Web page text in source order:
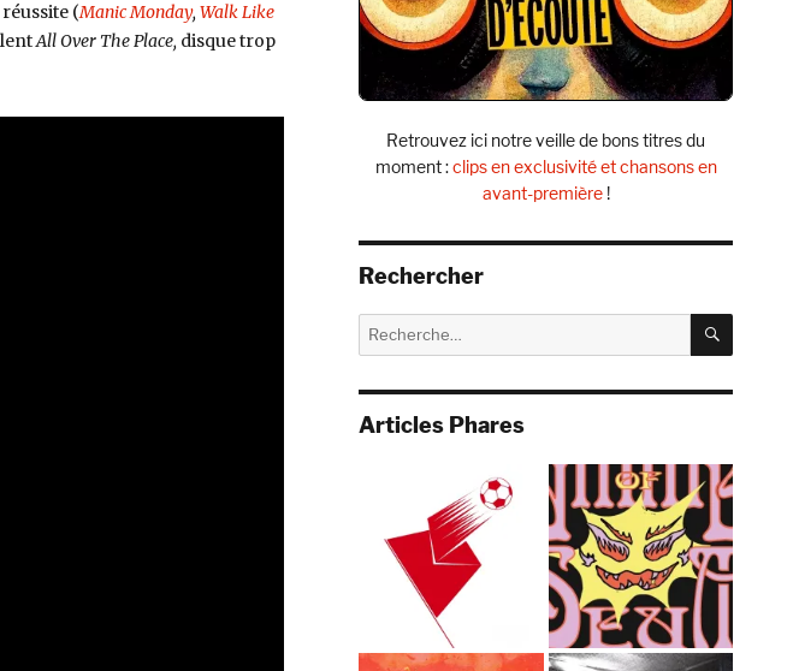
(Manic Monday, Walk Like
All Over The Place, disque trop
Retrouvez ici notre veille de bons titres du
moment :clips en exclusivité et chansons en
avant-première!
Rechercher
Recherche
pour :
Articles Phares